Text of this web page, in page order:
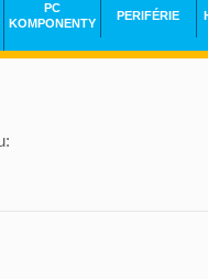
PC
KOMPONENTY
PERIFÉRIE